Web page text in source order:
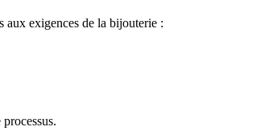
aux exigences de la bijouterie :